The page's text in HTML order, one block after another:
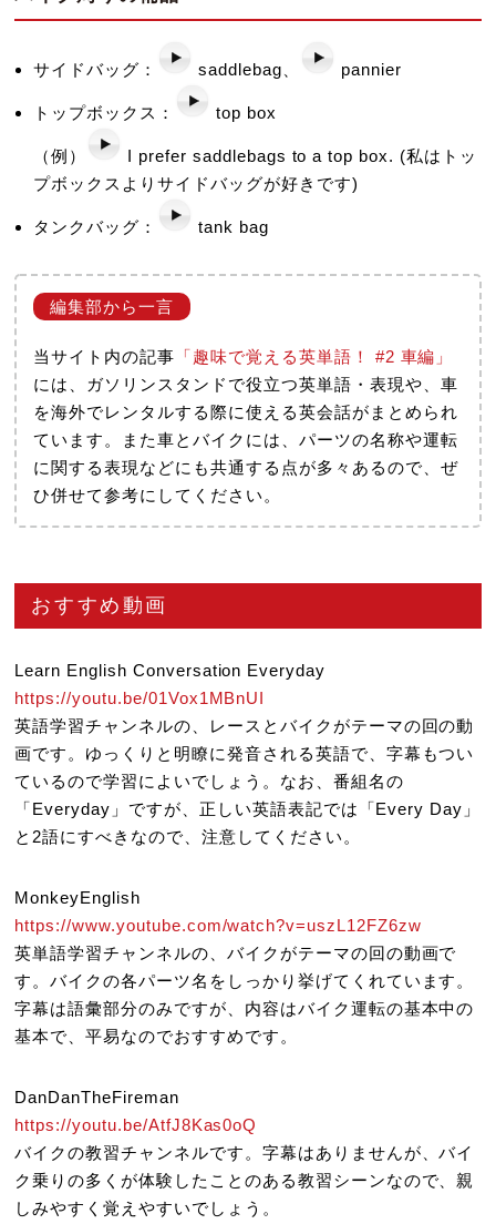
サイドバッグ： saddlebag、 pannier
トップボックス： top box
（例）
I prefer saddlebags to a top box. (私はトッ
プボックスよりサイドバッグが好きです)
タンクバッグ： tank bag
当サイト内の記事 「趣味で覚える英単語！ #2 車編」
には、ガソリンスタンドで役立つ英単語・表現や、車
を海外でレンタルする際に使える英会話がまとめられ
ています。また車とバイクには、パーツの名称や運転
に関する表現などにも共通する点が多々あるので、ぜ
ひ併せて参考にしてください。
おすすめ動画
Learn English Conversation Everyday
https://youtu.be/01Vox1MBnUI
英語学習チャンネルの、レースとバイクがテーマの回の動
画です。ゆっくりと明瞭に発音される英語で、字幕もつい
ているので学習によいでしょう。なお、番組名の
「Everyday」ですが、正しい英語表記では「Every Day」
と2語にすべきなので、注意してください。
MonkeyEnglish
https://www.youtube.com/watch?v=uszL12FZ6zw
英単語学習チャンネルの、バイクがテーマの回の動画で
す。バイクの各パーツ名をしっかり挙げてくれています。
字幕は語彙部分のみですが、内容はバイク運転の基本中の
基本で、平易なのでおすすめです。
DanDanTheFireman
https://youtu.be/AtfJ8Kas0oQ
バイクの教習チャンネルです。字幕はありませんが、バイ
ク乗りの多くが体験したことのある教習シーンなので、親
しみやすく覚えやすいでしょう。